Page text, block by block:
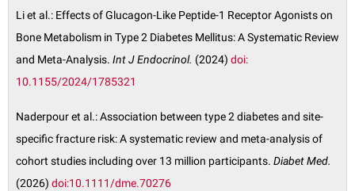
Li et al.: Effects of Glucagon-Like Peptide-1 Receptor Agonists on
Bone Metabolism in Type 2 Diabetes Mellitus: A Systematic Review
and Meta-Analysis. Int J Endocrinol. (2024) doi:
10.1155/2024/1785321
Naderpour et al.: Association between type 2 diabetes and site-
specific fracture risk: A systematic review and meta-analysis of
cohort studies including over 13 million participants. Diabet Med.
(2026) doi:10.1111/dme.70276